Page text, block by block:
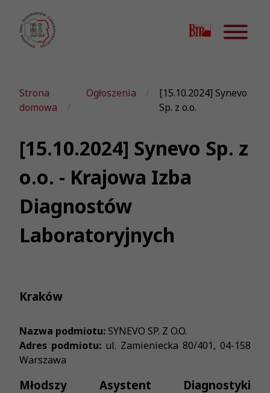
Strona
domowa
Ogłoszenia
[15.10.2024] Synevo
Sp. z o.o.
[15.10.2024] Synevo Sp. z
o.o. - Krajowa Izba
Diagnostów
Laboratoryjnych
Kraków
Nazwa podmiotu:SYNEVO SP. Z O.O.
Adres podmiotu: ul. Zamieniecka 80/401, 04-158
Warszawa
Młodszy Asystent Diagnostyki